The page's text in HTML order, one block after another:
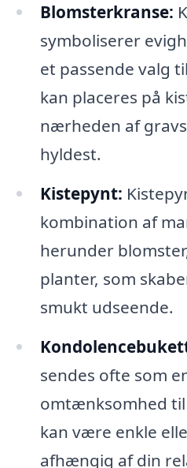
Blomsterkranse:
symboliserer
et passende valg
kan placeres på
nærheden af
hyldest.
Kistepynt:
kombination af
herunder
planter, som
smukt udseende.
sendes ofte som
omtænksomhed
kan være enkle
afhængig af din